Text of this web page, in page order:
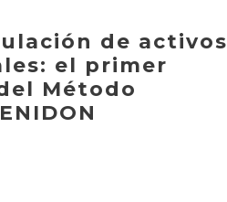
de activos
el primer
Método